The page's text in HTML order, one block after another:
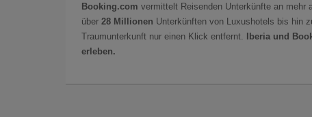
Booking.com vermittelt Reisenden Unterkünfte an mehr
über 28 Millionen Unterkünften von Luxushotels bis hin
Traumunterkunft nur einen Klick entfernt.
Iberia und
erleben.